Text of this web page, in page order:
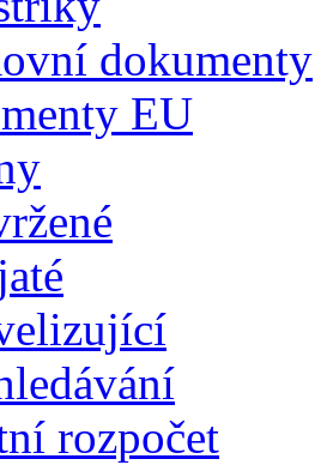
dokumenty
EU
rozpočet